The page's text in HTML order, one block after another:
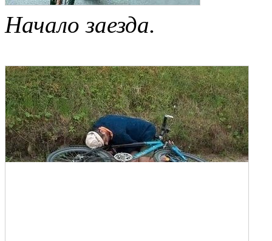
Начало заезда.